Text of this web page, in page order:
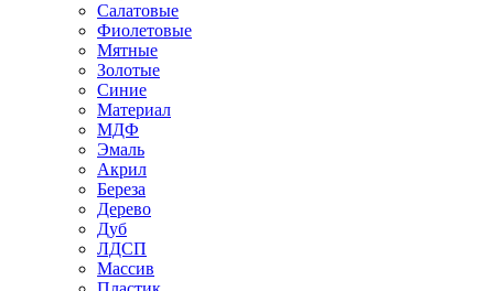
Салатовые
Фиолетовые
Мятные
Золотые
Синие
Материал
МДФ
Эмаль
Акрил
Береза
Дерево
Дуб
ЛДСП
Массив